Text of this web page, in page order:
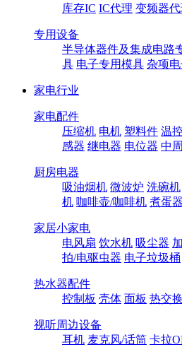
库存IC IC代理 变频器代
专用设备
半导体器件及集成电路
具 电子专用模具 杂项
家电行业
家电配件
压缩机 电机 塑料件 温
感器 继电器 电位器 中周
厨房电器
吸油烟机 微波炉 洗碗机
机 咖啡壶/咖啡机 煮蛋器
家居小家电
电风扇 饮水机 吸尘器
拍/电驱虫器 电子垃圾桶
热水器配件
控制板 壳体 面板 热交
视听周边设备
耳机 麦克风/话筒 卡拉